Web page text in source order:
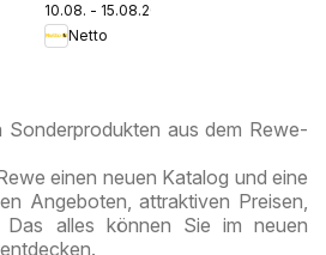
10.08. - 15.08.2026
Netto
aus dem Rewe-
einen neuen Katalog und eine
Angeboten, attraktiven Preisen,
Das alles können Sie im neuen